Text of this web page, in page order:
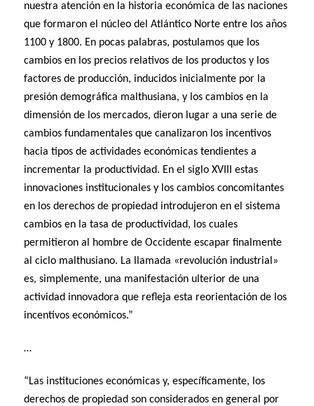
nuestra atención en la historia económica de las naciones
que formaron el núcleo del Atlántico Norte entre los años
1100 y 1800. En pocas palabras, postulamos que los
cambios en los precios relativos de los productos y los
factores de producción, inducidos inicialmente por la
presión demográfica malthusiana, y los cambios en la
dimensión de los mercados, dieron lugar a una serie de
cambios fundamentales que canalizaron los incentivos
hacia tipos de actividades económicas tendientes a
incrementar la productividad. En el siglo XVIII estas
innovaciones institucionales y los cambios concomitantes
en los derechos de propiedad introdujeron en el sistema
cambios en la tasa de productividad, los cuales
permitieron al hombre de Occidente escapar finalmente
al ciclo malthusiano. La llamada «revolución industrial»
es, simplemente, una manifestación ulterior de una
actividad innovadora que refleja esta reorientación de los
incentivos económicos.”
…
“Las instituciones económicas y, específicamente, los
derechos de propiedad son considerados en general por